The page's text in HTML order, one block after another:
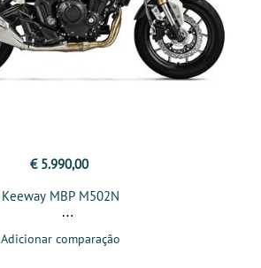
€ 5.990,00
Keeway MBP M502N
Adicionar comparação